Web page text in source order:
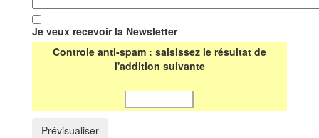
Je veux recevoir la Newsletter
Controle anti-spam : saisissez le résultat de
l'addition suivante